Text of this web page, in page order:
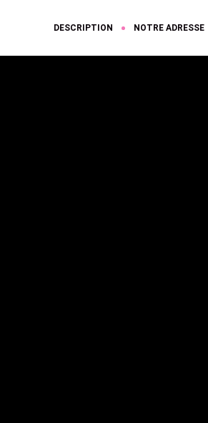
DESCRIPTION NOTRE ADRESSE